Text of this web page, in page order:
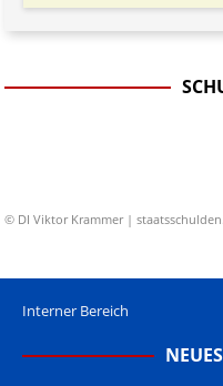
© DI Viktor Krammer |
Interner Bereich